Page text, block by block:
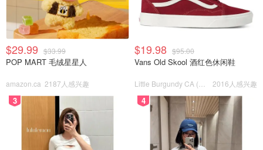
图片来自@雪肌精，版权属于原作者
Sekkisei Lotion
$51.00
SEKKISEI
$29.99 $33.99
POP MART 毛绒星星人
amazon.ca 2187人感兴趣
$19.98 $95.00
Vans Old Skool 酒红色休闲鞋
2016人感兴趣
3 4